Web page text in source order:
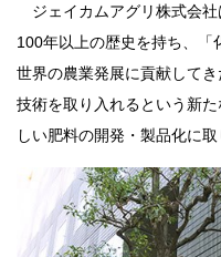
ジェイカムアグリ株式会
100年以上の歴史を持ち、「
世界の農業発展に貢献して
技術を取り入れるという新
しい肥料の開発・製品化に取